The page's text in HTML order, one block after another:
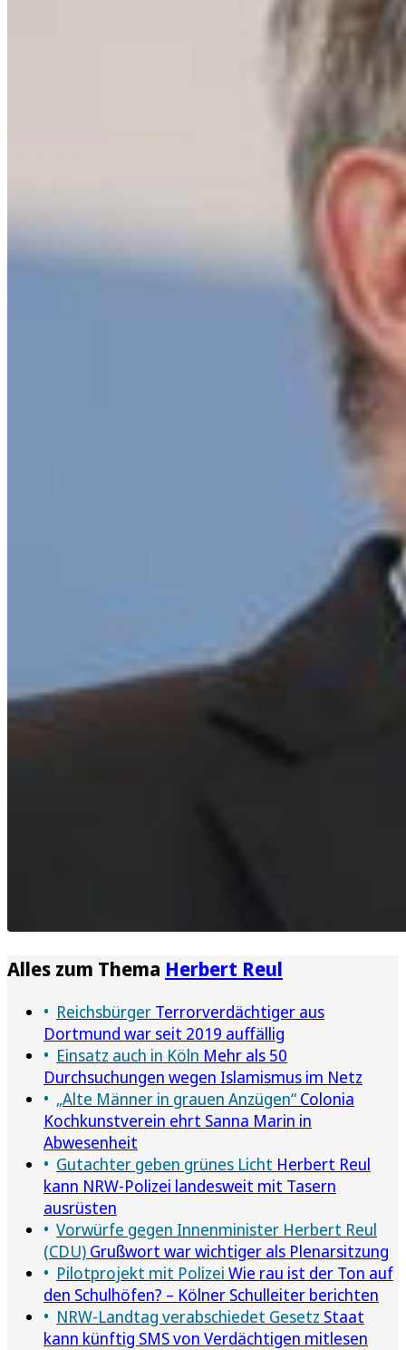
Alles zum Thema Herbert Reul
Reichsbürger Terrorverdächtiger aus
Dortmund war seit 2019 auffällig
Einsatz auch in Köln Mehr als 50
Durchsuchungen wegen Islamismus im Netz
„Alte Männer in grauen Anzügen“ Colonia
Kochkunstverein ehrt Sanna Marin in
Abwesenheit
Gutachter geben grünes Licht Herbert Reul
kann NRW-Polizei landesweit mit Tasern
ausrüsten
Vorwürfe gegen Innenminister Herbert Reul
(CDU) Grußwort war wichtiger als Plenarsitzung
Pilotprojekt mit Polizei Wie rau ist der Ton auf
den Schulhöfen? – Kölner Schulleiter berichten
NRW-Landtag verabschiedet Gesetz Staat
kann künftig SMS von Verdächtigen mitlesen